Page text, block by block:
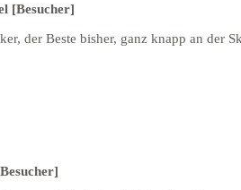
[Besucher]
der Beste bisher, ganz knapp an der